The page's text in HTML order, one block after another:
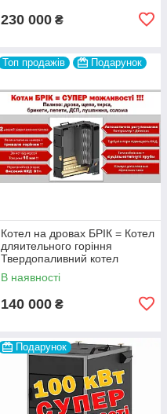
230 000 ₴
Топ продажів Подарунок
Котел на дровах БРІК = Котел
дляительного горіння
Твердопаливний котел
піролізний =
газогенераторний котел
В наявності
140 000 ₴
Подарунок